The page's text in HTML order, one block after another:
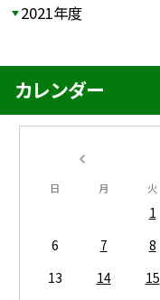
2021年度
カレンダー
日 月 火
1
6
7 8
13
14 15